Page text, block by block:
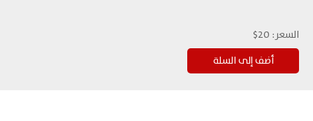
السعر: 20$